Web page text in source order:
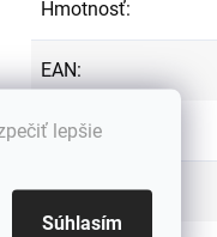
lepšie
Súhlasím
Hmotnosť:
EAN:
Farba:
Kapacita: